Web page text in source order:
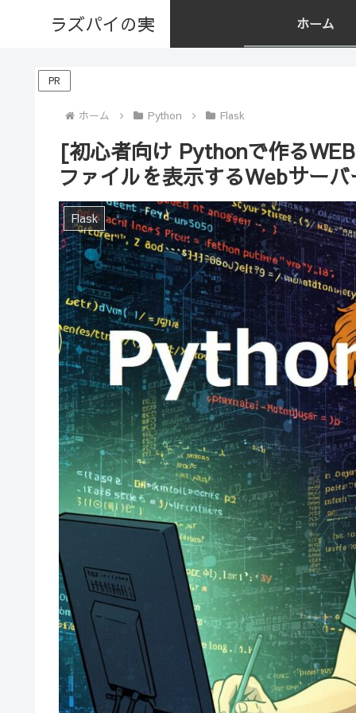
ラズパイの実 ホーム
PR
ホーム Python Flask
[初心者向け Pythonで作る
ファイルを表示するWebサー
Flask